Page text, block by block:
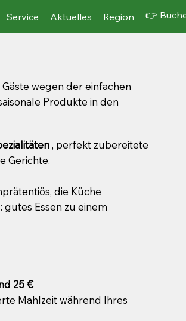
Service Aktuelles Region 👉
wegen der einfachen
Produkte in den
, perfekt zubereitete
Gerichte.
die Küche
gutes Essen zu einem
25 €
Mahlzeit während Ihres